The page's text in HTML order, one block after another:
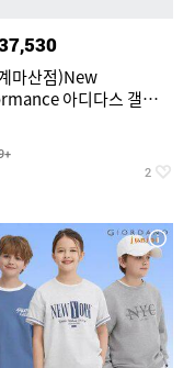
마산점)New
아디다스 갤럭시
2